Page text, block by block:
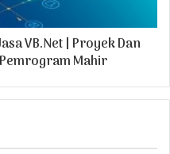
VB.Net | Proyek Dan
Mahir